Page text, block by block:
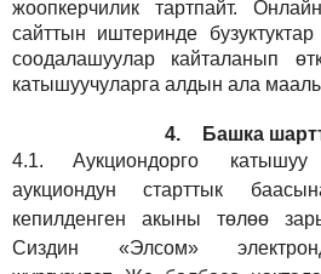
жоопкерчилик тартпайт.
сайттын иштеринде
соодалашуулар кайталанып
катышуучуларга алдын ала
4.
Башка
4.1.
Аукциондорго
аукциондун старттык
кепилденген акыны төлөө
Сиздин «Элсом»